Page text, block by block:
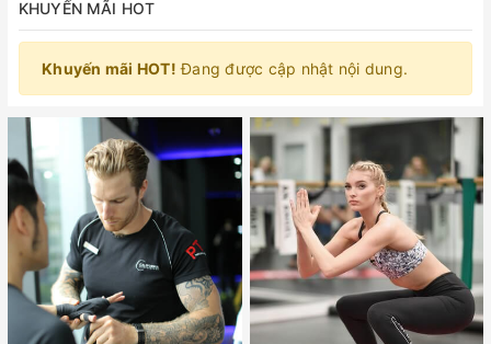
KHUYẾN MÃI HOT
Khuyến mãi HOT! Đang được cập nhật nội dung.